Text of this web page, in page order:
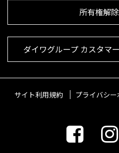
所有権解
ダイワグループ カスタマ
サイト利用規約 プライバシ